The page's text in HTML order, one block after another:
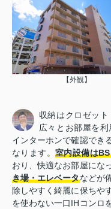
【外観】
収納はクロゼット
広々とお部屋を
インターホンで確認でき
なります。室内設備は
おり、快適なお部屋にな
き場・エレベータなどが
除しやすく綺麗に保ちや
を使わない一口IHコンロ